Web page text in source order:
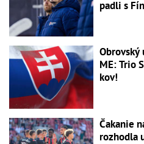
padli s
Obrovský
ME: Trio
kov!
Čakanie
rozhodla